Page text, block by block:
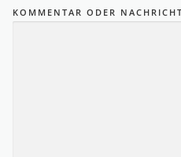
E
KOMMENTAR ODER NACHRICHT